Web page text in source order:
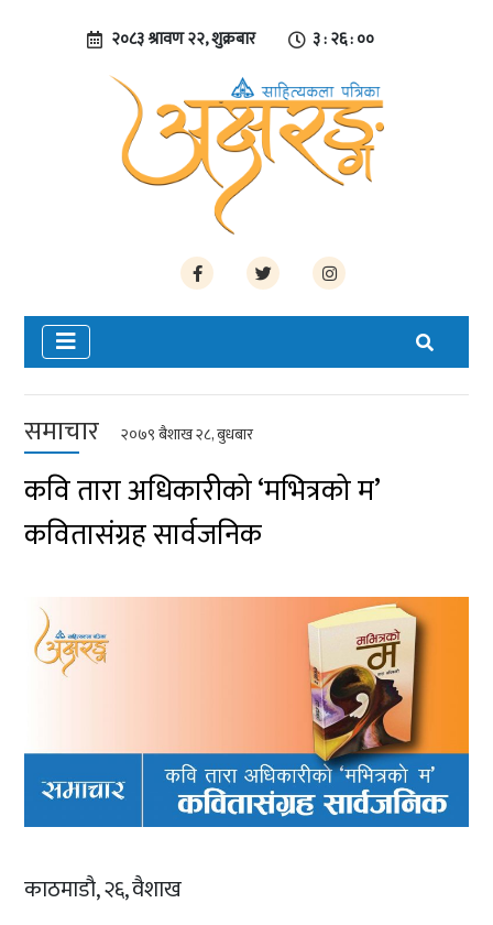
२०८३ श्रावण २२, शुक्रबार ३ : २६ : ०१
समाचार २०७९ बैशाख २८, बुधबार
कवि तारा अधिकारीको ‘मभित्रको म’
कवितासंग्रह सार्वजनिक
काठमाडौ, २६, वैशाख